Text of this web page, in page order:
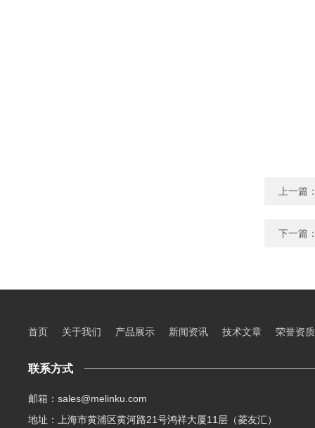
上一篇
下一篇
首页 关于我们 产品展示 新闻资讯 技术文章 荣誉资质
联系方式
邮箱：sales@melinku.com
地址：上海市黄浦区黄河路21号鸿祥大厦11层（菱友汇）